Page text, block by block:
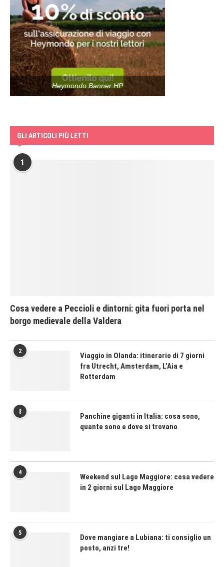
Heymondo Banner HP
GLI ARTICOLI PIÙ LETTI
1
Cosa vedere a Peccioli e dintorni: gita fuori porta nel
borgo medievale della Valdera
2
Viaggio in Olanda: itinerario di 7 giorni
fra Utrecht, Amsterdam, L’Aia e
Rotterdam
3
Panchine giganti in Italia: cosa sono,
quante sono e dove si trovano
4
Weekend sul Lago Maggiore: cosa vedere
in 2 giorni sul Lago Maggiore
5
Dove mangiare a Lubiana: ti consiglio un
posto, anzi tre!